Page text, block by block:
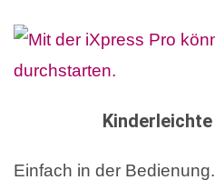
Einfach in der